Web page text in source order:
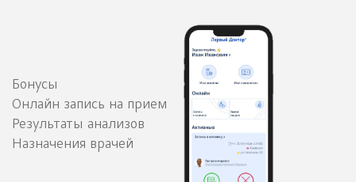
Бонусы
Онлайн запись на прием
Результаты анализов
Назначения врачей